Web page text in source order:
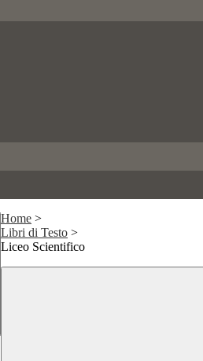
Home >
Libri di Testo >
Liceo Scientifico